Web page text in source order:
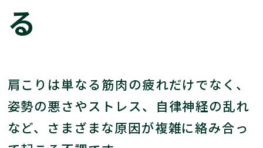
る
肩こりは単なる筋肉の疲れだけでなく、
姿勢の悪さやストレス、自律神経の乱れ
など、さまざまな原因が複雑に絡み合っ